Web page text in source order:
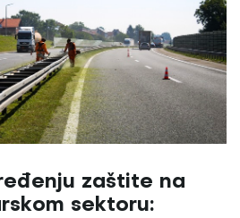
zaštite na
sektoru: